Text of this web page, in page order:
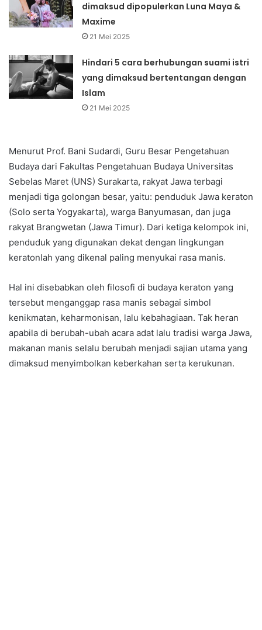
dimaksud dipopulerkan Luna Maya &
Maxime
21 Mei 2025
Hindari 5 cara berhubungan suami istri
yang dimaksud bertentangan dengan
Islam
21 Mei 2025
Menurut Prof. Bani Sudardi, Guru Besar Pengetahuan
Budaya dari Fakultas Pengetahuan Budaya Universitas
Sebelas Maret (UNS) Surakarta, rakyat Jawa terbagi
menjadi tiga golongan besar, yaitu: penduduk Jawa keraton
(Solo serta Yogyakarta), warga Banyumasan, dan juga
rakyat Brangwetan (Jawa Timur). Dari ketiga kelompok ini,
penduduk yang digunakan dekat dengan lingkungan
keratonlah yang dikenal paling menyukai rasa manis.
Hal ini disebabkan oleh filosofi di budaya keraton yang
tersebut menganggap rasa manis sebagai simbol
kenikmatan, keharmonisan, lalu kebahagiaan. Tak heran
apabila di berubah-ubah acara adat lalu tradisi warga Jawa,
makanan manis selalu berubah menjadi sajian utama yang
dimaksud menyimbolkan keberkahan serta kerukunan.